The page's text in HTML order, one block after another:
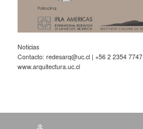
Noticias
Contacto: redesarq@uc.cl | +56 2 2354 7747
www.arquitectura.uc.cl